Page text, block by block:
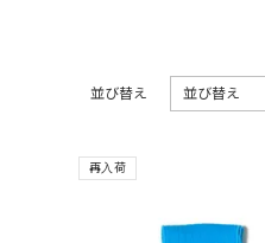
並び替え 並び替え
再入荷